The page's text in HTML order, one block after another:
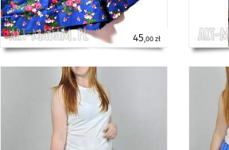
45 ,00 zł